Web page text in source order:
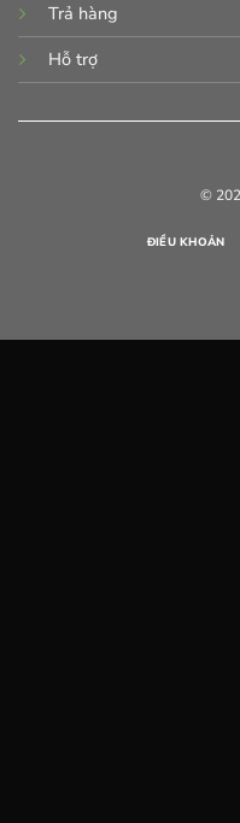
Trả hàng
Hỗ trợ
©
ĐIỀU KHOẢN